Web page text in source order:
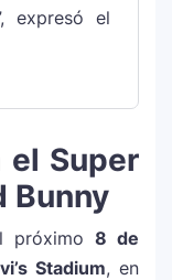
“Omerta”: el
con DJ
expresó el
el Super
Bunny
próximo 8 de
Stadium, en